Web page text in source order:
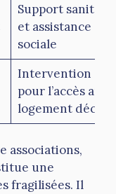
Support sanitaire
et assistance
sociale
Intervention
pour l’accès au
logement décent
associations,
une
fragilisées. Il